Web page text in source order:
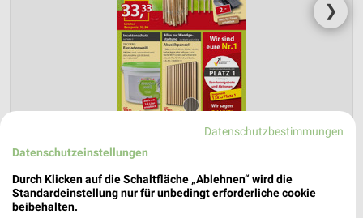
❯
Sonderpreis Baumarkt Prospekt für Sinn
ab Sa. den 15.08.
Datenschutzbestimmungen
Datenschutzeinstellungen
Durch Klicken auf die Schaltfläche „Ablehnen“ wird die
Standardeinstellung nur für unbedingt erforderliche cookie
beibehalten.